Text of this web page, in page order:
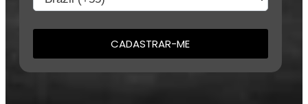
CADASTRAR-ME